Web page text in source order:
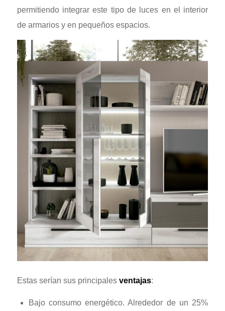
permitiendo integrar este tipo de luces en el interior
de armarios y en pequeños espacios.
Estas serían sus principales ventajas:
Bajo consumo energético. Alrededor de un 25%